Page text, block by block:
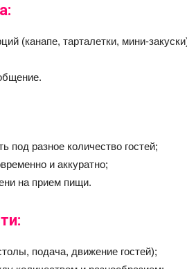
(канапе, тарталетки, мини-
под разное количество гостей;
и аккуратно;
на прием пищи.
подача, движение гостей);